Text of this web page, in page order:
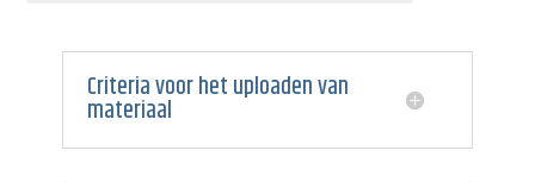
Criteria voor het uploaden van
materiaal